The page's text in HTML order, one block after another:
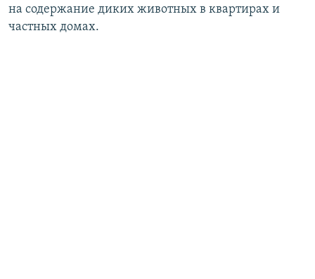
на содержание диких животных в квартирах и
частных домах.